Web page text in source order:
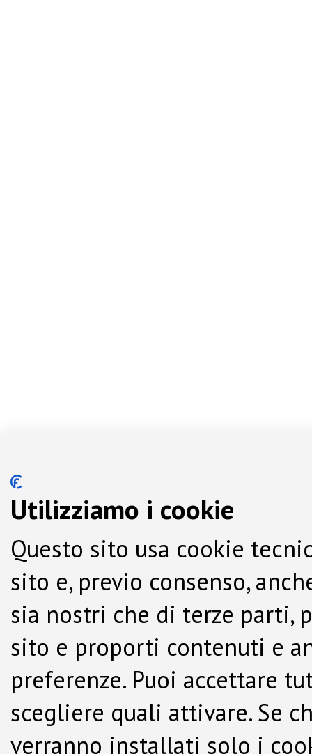
Utilizziamo i cookie
Questo sito usa cookie
sito e, previo consenso,
sia nostri che di terze parti,
sito e proporti contenuti e
preferenze. Puoi accettare
scegliere quali attivare. Se
verranno installati solo i